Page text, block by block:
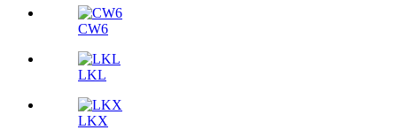
CW6
LKL
LKX